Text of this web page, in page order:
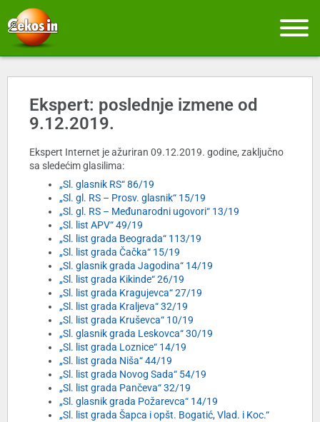
Ekspert: poslednje izmene od
9.12.2019.
Ekspert Internet je ažuriran 09.12.2019. godine, zaključno
sa sledećim glasilima:
„Sl. glasnik RS“ 86/19
„Sl. gl. RS – Prosv. glasnik“ 15/19
„Sl. gl. RS – Međunarodni ugovori“ 13/19
„Sl. list APV“ 49/19
„Sl. list grada Beograda“ 113/19
„Sl. list grada Čačka“ 15/19
„Sl. glasnik grada Jagodina“ 14/19
„Sl. list grada Kikinde“ 26/19
„Sl. list grada Kragujevca“ 27/19
„Sl. list grada Kraljeva“ 32/19
„Sl. list grada Kruševca“ 10/19
„Sl. glasnik grada Leskovca“ 30/19
„Sl. list grada Loznice“ 14/19
„Sl. list grada Niša“ 44/19
„Sl. list grada Novog Sada“ 54/19
„Sl. list grada Pančeva“ 32/19
„Sl. glasnik grada Požarevca“ 14/19
„Sl. list grada Šapca i opšt. Bogatić, Vlad. i Koc.“